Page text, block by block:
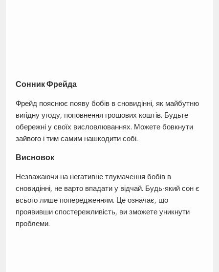
Сонник Фрейда
Фрейд пояснює появу бобів в сновидінні, як майбутню
вигідну угоду, поповнення грошових коштів. Будьте
обережні у своїх висловлюваннях. Можете бовкнути
зайвого і тим самим нашкодити собі.
Висновок
Незважаючи на негативне тлумачення бобів в
сновидінні, не варто впадати у відчай. Будь-який сон є
всього лише попередженням. Це означає, що
проявивши спостережливість, ви зможете уникнути
проблеми.